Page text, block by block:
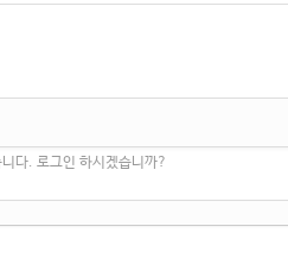
다. 로그인 하시겠습니까?